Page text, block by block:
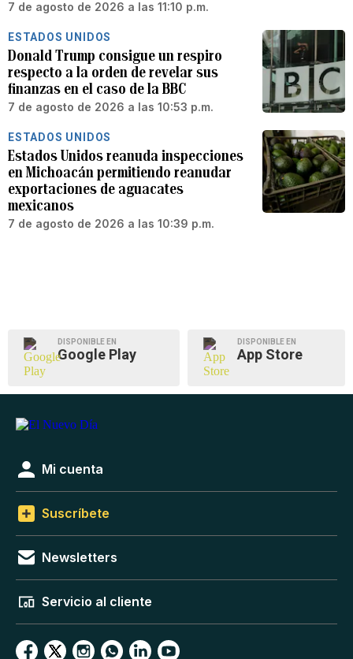
7 de agosto de 2026 a las 11:10 p.m.
ESTADOS UNIDOS
Donald Trump consigue un respiro
respecto a la orden de revelar sus
finanzas en el caso de la BBC
7 de agosto de 2026 a las 10:53 p.m.
ESTADOS UNIDOS
Estados Unidos reanuda inspecciones
en Michoacán permitiendo reanudar
exportaciones de aguacates
mexicanos
7 de agosto de 2026 a las 10:39 p.m.
DISPONIBLE EN
Google Play
DISPONIBLE EN
App Store
Mi cuenta
Suscríbete
Newsletters
Servicio al cliente